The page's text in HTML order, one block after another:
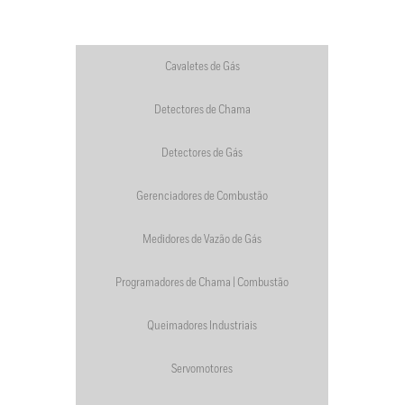
Cavaletes de Gás
Detectores de Chama
Detectores de Gás
Gerenciadores de Combustão
Medidores de Vazão de Gás
Programadores de Chama | Combustão
Queimadores Industriais
Servomotores